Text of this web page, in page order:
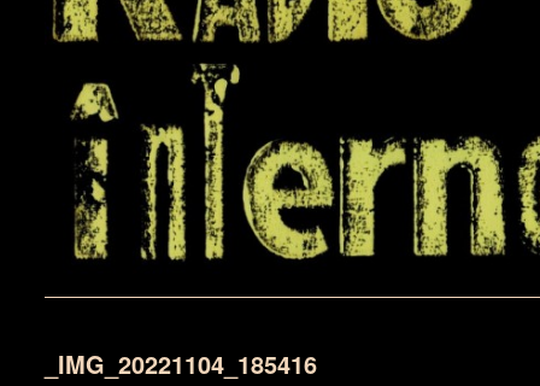
_IMG_20221104_185416